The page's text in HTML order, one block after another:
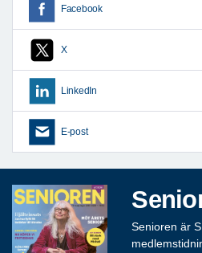
Facebook
X
LinkedIn
E-post
Senioren är